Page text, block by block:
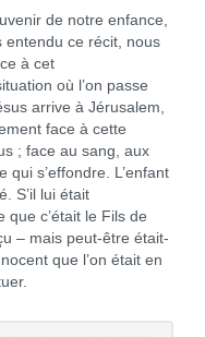
de notre enfance,
entendu ce récit, nous
à cet
où l’on passe
arrive à Jérusalem,
face à cette
; face au sang, aux
s’effondre. L’enfant
S’il lui était
c’était le Fils de
– mais peut-être était-
que l’on était en